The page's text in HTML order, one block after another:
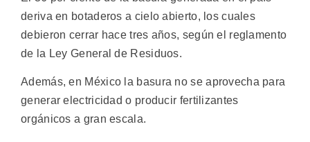
deriva en botaderos a cielo abierto, los cuales
debieron cerrar hace tres años, según el reglamento
de la Ley General de Residuos.
Además, en México la basura no se aprovecha para
generar electricidad o producir fertilizantes
orgánicos a gran escala.